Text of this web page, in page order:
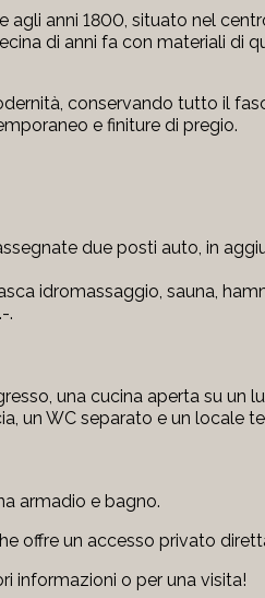
agli anni 1800, situato nel
di anni fa con materiali di
conservando tutto il
e finiture di pregio.
due posti auto, in
idromassaggio, sauna,
.
una cucina aperta su un
un WC separato e un locale
armadio e bagno.
offre un accesso privato
informazioni o per una visita!